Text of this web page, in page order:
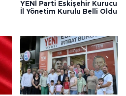
YENİ Parti Eskişehir Kurucu
İl Yönetim Kurulu Belli Oldu